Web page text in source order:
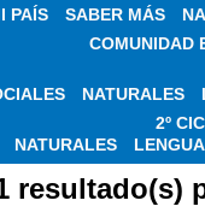
PAÍS SABER MÁS
COMUNIDAD
NATURALES
2º
NATURALES LENGUA
resultado(s)